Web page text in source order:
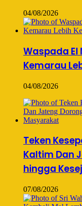
04/08/2026
Waspada El
Kemarau
04/08/2026
Teken
Kaltim Dan
hingga
07/08/2026